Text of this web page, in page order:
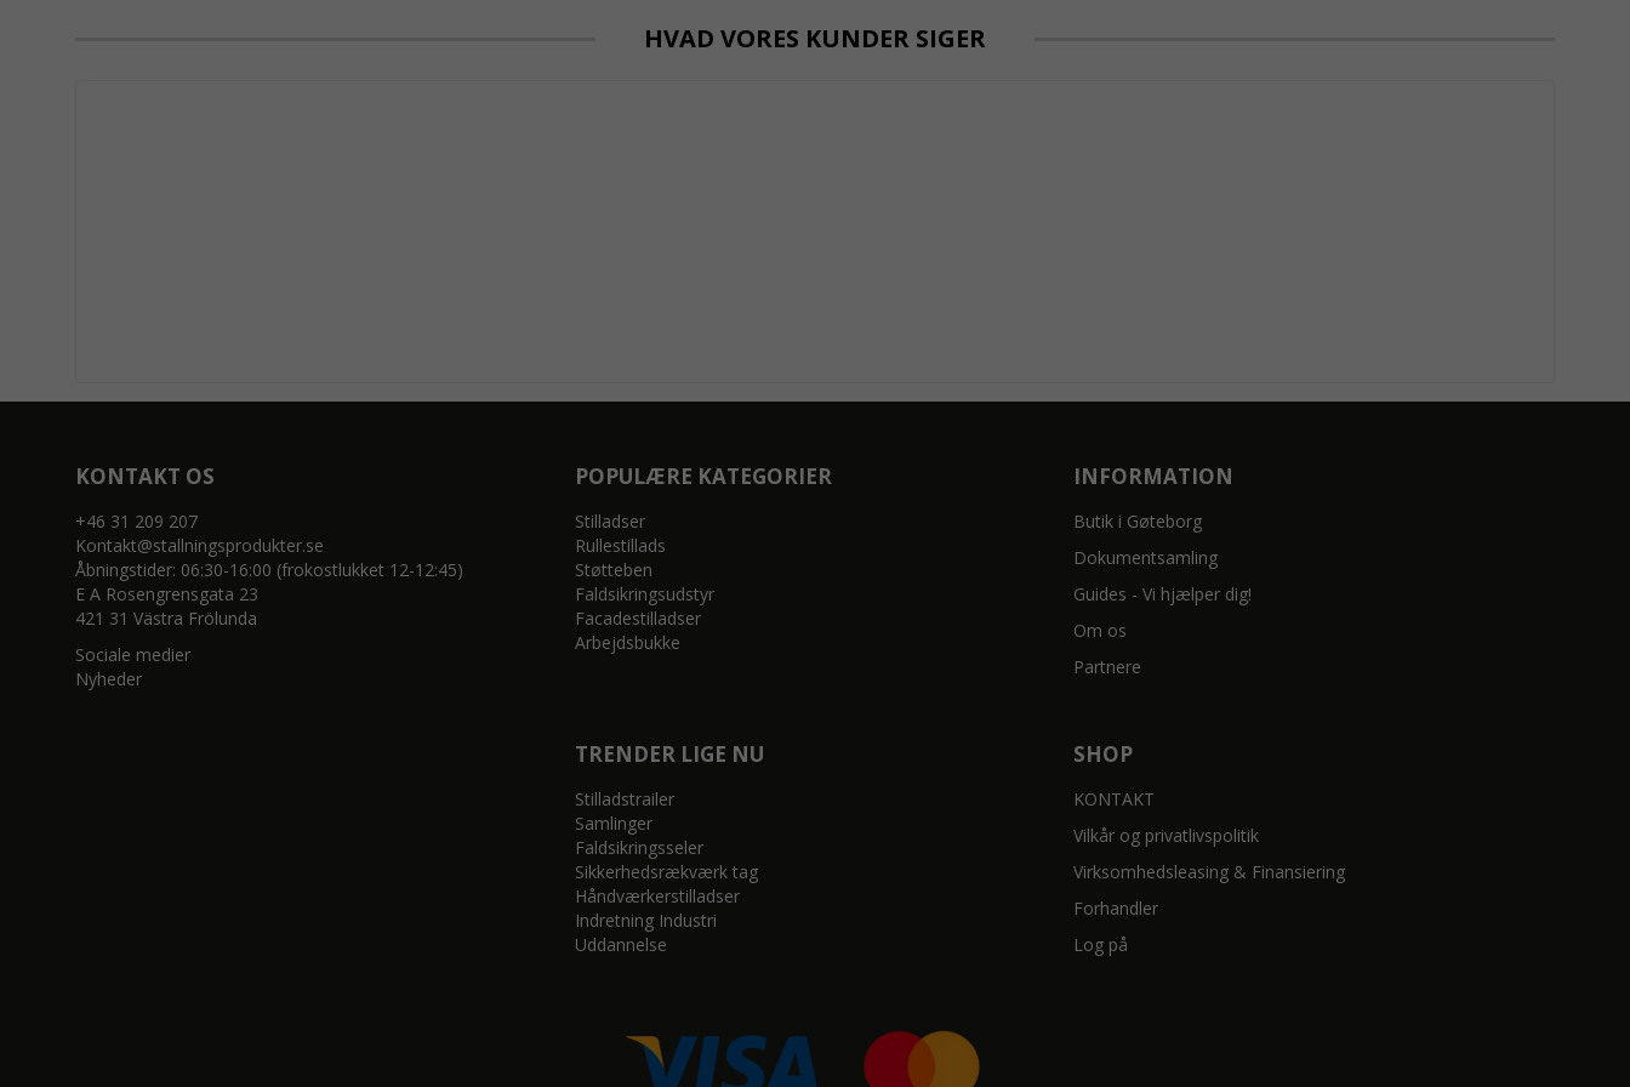
HVAD VORES KUNDER SIGER
KONTAKT OS
+46 31 209 207
Kontakt@stallningsprodukter.se
Åbningstider: 06:30-16:00 (frokostlukket 12-12:45)
E A Rosengrensgata 23
421 31 Västra Frölunda
Sociale medier
Nyheder
POPULÆRE KATEGORIER
Stilladser
Rullestillads
Støtteben
Faldsikringsudstyr
Facadestilladser
Arbejdsbukke
INFORMATION
Butik i Gøteborg
Dokumentsamling
Guides - Vi hjælper dig!
Om os
Partnere
TRENDER LIGE NU
Stilladstrailer
Samlinger
Faldsikringsseler
Sikkerhedsrækværk tag
Håndværkerstilladser
Indretning Industri
Uddannelse
SHOP
KONTAKT
Vilkår og privatlivspolitik
Virksomhedsleasing & Finansiering
Forhandler
Log på